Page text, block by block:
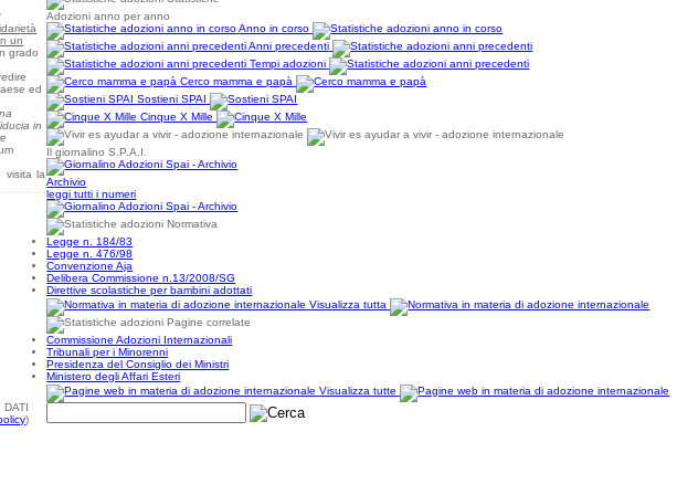
un
grado
ed
in
visita la
DATI
)
Adozioni anno per anno
Anno in corso
Anni precedenti
Tempi adozioni
Cerco mamma e papà
Sostieni SPAI
Cinque X Mille
Il giornalino S.P.A.I.
Archivio
leggi tutti i numeri
Normativa
Legge n. 184/83
Legge n. 476/98
Convenzione Aja
Delibera Commissione n.13/2008/SG
Direttive scolastiche per bambini adottati
Visualizza tutta
Pagine correlate
Commissione Adozioni Internazionali
Tribunali per i Minorenni
Presidenza del Consiglio dei Ministri
Ministero degli Affari Esteri
Visualizza tutte